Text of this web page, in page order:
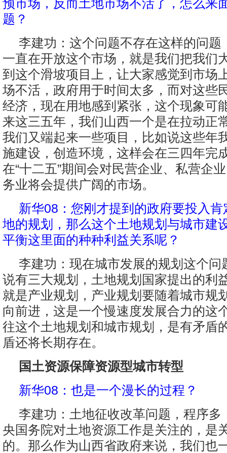
预市场，反而土地市场不活了，怎么来
题？
李建功：这个问题不存在这样的问题
一直在开放这个市场，就是我们把我们
到这个滑坡项目上，让大家感觉到市场
场不活，政府用于时间太多，而对这些
经济，现在用地感到紧张，这个现象可
来这三五年，我们山西一个是在拉动正
我们又端起来一些项目，比如说这些年
施建设，创造环境，这样会在三四年完
在“十二五”期间会对民营企业、私营企
务业将会提供广阔的市场。
新华08：您刚才提到的政府要投入
地的规划，那么这个土地规划与城市建
平衡这里面的种种利益关系呢？
李建功：现在城市发展的规划这个问
说有三大规划，土地规划国家提出的利
就是产业规划，产业规划要随着城市规
向前进，这是一个慢速度发展合力的这
往这个土地规划和城市规划，是有矛盾
盾还将长期存在。
国土资源保障资源型城市转型
新华08：也是一个漫长的过程？
李建功：土地征收改革问题，程序多
央国务院对土地资源工作是关注的，是
的。那么作为山西省政府来说，我们也